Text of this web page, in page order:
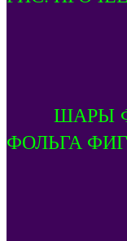
ШАРЫ
ФОЛЬГА